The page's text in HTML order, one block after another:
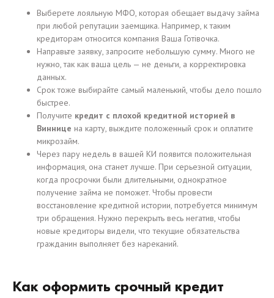
Выберете лояльную МФО, которая обещает выдачу займа
при любой репутации заемщика. Например, к таким
кредиторам относится компания Ваша Готівочка.
Направьте заявку, запросите небольшую сумму. Много не
нужно, так как ваша цель — не деньги, а корректировка
данных.
Срок тоже выбирайте самый маленький, чтобы дело пошло
быстрее.
Получите кредит с плохой кредитной историей в
Виннице на карту, выждите положенный срок и оплатите
микрозайм.
Через пару недель в вашей КИ появится положительная
информация, она станет лучше. При серьезной ситуации,
когда просрочки были длительными, однократное
получение займа не поможет. Чтобы провести
восстановление кредитной истории, потребуется минимум
три обращения. Нужно перекрыть весь негатив, чтобы
новые кредиторы видели, что текущие обязательства
гражданин выполняет без нареканий.
Как оформить срочный кредит